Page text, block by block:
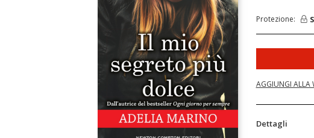
Protezione:
AGGIUNGI ALLA
Dettagli